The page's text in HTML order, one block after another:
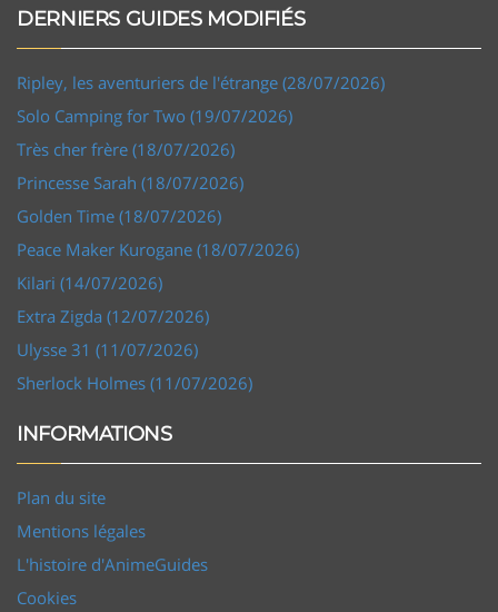
DERNIERS GUIDES MODIFIÉS
Ripley, les aventuriers de l'étrange (28/07/2026)
Solo Camping for Two (19/07/2026)
Très cher frère (18/07/2026)
Princesse Sarah (18/07/2026)
Golden Time (18/07/2026)
Peace Maker Kurogane (18/07/2026)
Kilari (14/07/2026)
Extra Zigda (12/07/2026)
Ulysse 31 (11/07/2026)
Sherlock Holmes (11/07/2026)
INFORMATIONS
Plan du site
Mentions légales
L'histoire d'AnimeGuides
Cookies